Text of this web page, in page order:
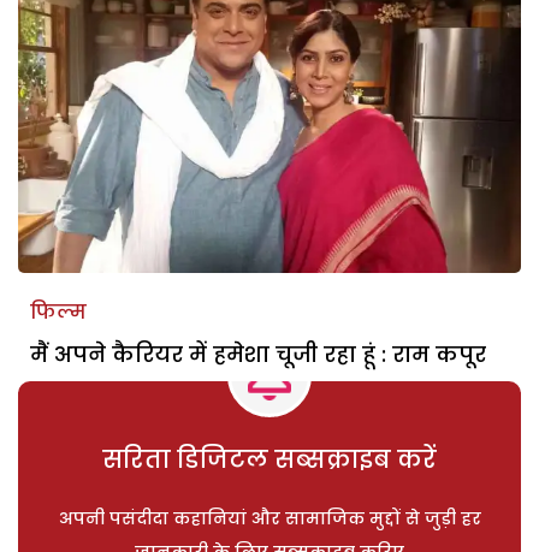
फिल्म
मैं अपने कैरियर में हमेशा चूजी रहा हूं : राम कपूर
सरिता डिजिटल सब्सक्राइब करें
अपनी पसंदीदा कहानियां और सामाजिक मुद्दों से जुड़ी हर